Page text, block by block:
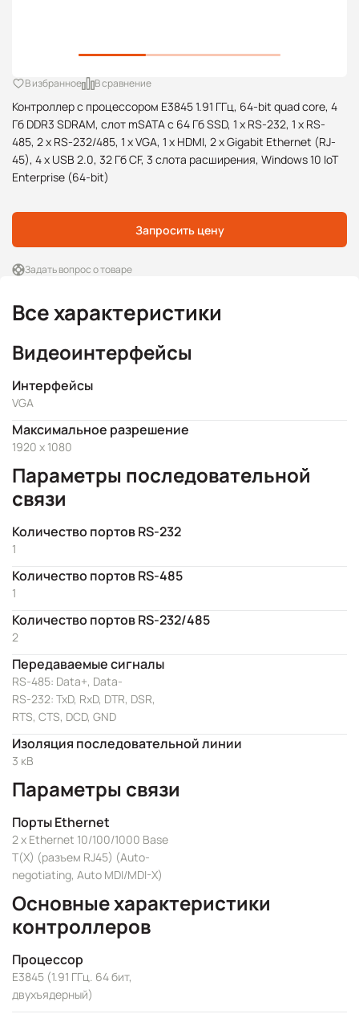
Контроллер с процессором E3845 1.91 ГГц, 64-bit quad core, 4
Гб DDR3 SDRAM, слот mSATA с 64 Гб SSD, 1 x RS-232, 1 x RS-
485, 2 x RS-232/485, 1 x VGA, 1 x HDMI, 2 x Gigabit Ethernet (RJ-
45), 4 x USB 2.0, 32 Гб CF, 3 слота расширения, Windows 10 IoT
Enterprise (64-bit)
В избранное В сравнение
Запросить цену
Задать вопрос о товаре
Все характеристики
Видеоинтерфейсы
Интерфейсы
VGA
Максимальное разрешение
1920 x 1080
Параметры последовательной
связи
Количество портов RS-232
1
Количество портов RS-485
1
Количество портов RS-232/485
2
Передаваемые сигналы
RS-485: Data+, Data-
RS-232: TxD, RxD, DTR, DSR,
RTS, CTS, DCD, GND
Изоляция последовательной линии
3 кВ
Параметры связи
Порты Ethernet
2 x Ethernet 10/100/1000 Base
T(X) (разъем RJ45) (Auto-
negotiating, Auto MDI/MDI-X)
Основные характеристики
контроллеров
Процессор
E3845 (1.91 ГГц. 64 бит,
двухъядерный)